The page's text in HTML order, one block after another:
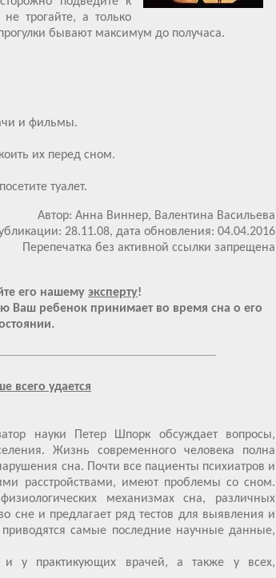
трогайте, а только
бывают максимум до получаса.
и фильмы.
их перед сном.
туалет.
Автор: Анна Виннер, Валентина Васильева
28.11.08, дата обновления: 04.04.2016
Перепечатка без активной ссылки запрещена
его нашему эксперту!
Ваш ребенок принимает во время сна о его
всего удается
науки Петер Шпорк обсуждает вопросы,
Жизнь современного человека полна
сна. Почти все пациенты психиатров и
расстройствами, имеют проблемы со сном.
механизмах сна, различных
сне и предлагает ряд тестов для выявления и
самые последние научные данные,
и у практикующих врачей, а также у всех,